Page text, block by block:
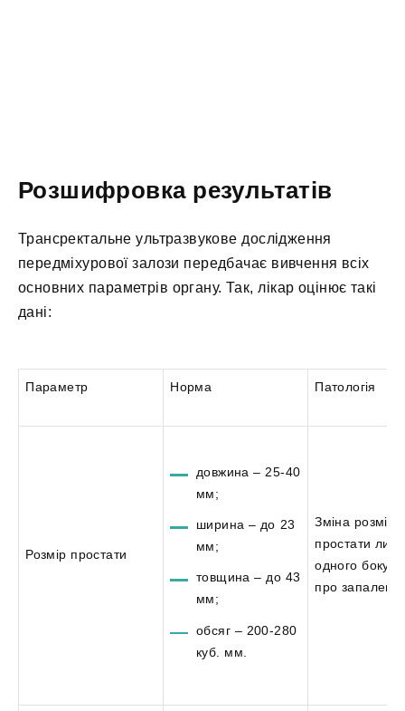
Розшифровка результатів
Трансректальне ультразвукове дослідження
передміхурової залози передбачає вивчення всіх
основних параметрів органу. Так, лікар оцінює такі
дані:
Параметр Норма Патологія
Розмір простати
довжина – 25-40
мм;
ширина – до 23
мм;
товщина – до 43
мм;
обсяг – 200-280
куб. мм.
Зміна розмірів
простати
одного боку
про